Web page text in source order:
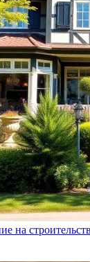
на